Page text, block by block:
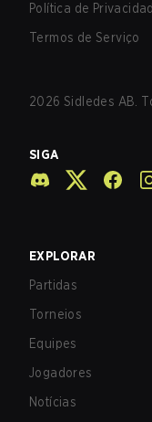
Política de
Termos de Serviço
2026 Sidledes AB.
SIGA
EXPLORAR
Partidas
Torneios
Equipes
Jogadores
Notícias